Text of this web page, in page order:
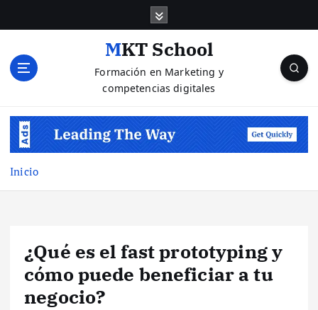
MKT School
Formación en Marketing y
competencias digitales
Inicio
¿Qué es el fast prototyping y
cómo puede beneficiar a tu
negocio?